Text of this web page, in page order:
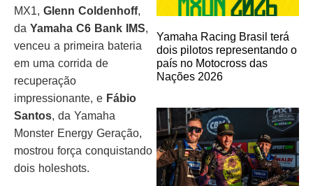
MX1, Glenn Coldenhoff,
da Yamaha C6 Bank IMS,
venceu a primeira bateria
em uma corrida de
recuperação
impressionante, e Fábio
Santos, da Yamaha
Monster Energy Geração,
mostrou força conquistando
dois holeshots.
Yamaha Racing Brasil terá
dois pilotos representando o
país no Motocross das
Nações 2026